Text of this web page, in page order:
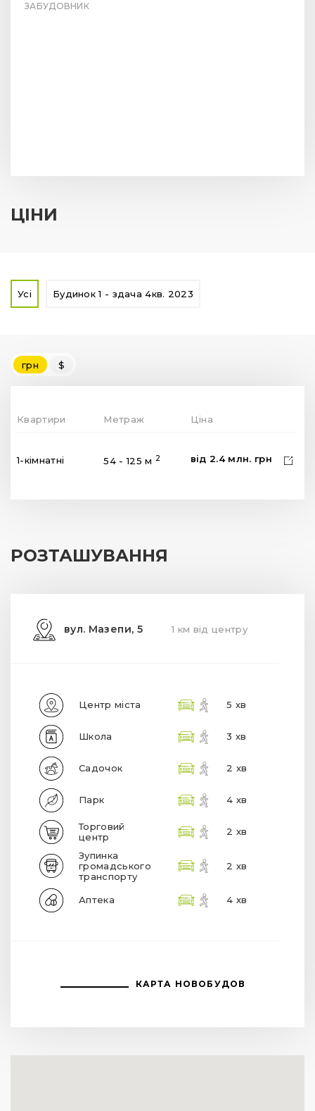
ЗАБУДОВНИК
ЦІНИ
Усі Будинок 1 - здача 4кв. 2023
грн $
Квартири Метраж Ціна
1-кімнатні 54 - 125 м 2 від 2.4 млн. грн
РОЗТАШУВАННЯ
вул. Мазепи, 5 1 км від центру
Центр міста 5 хв
Школа 3 хв
Садочок 2 хв
Парк 4 хв
Торговий
центр
2 хв
Зупинка
громадського
транспорту
2 хв
Аптека 4 хв
КАРТА НОВОБУДОВ